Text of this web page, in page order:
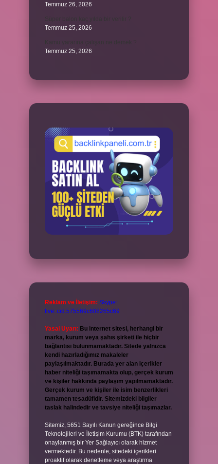
Temmuz 26, 2026
Temmuz 25, 2026
Temmuz 25, 2026
Reklam ve İletişim: Skype:
live:.cid.575569c608265c69
Yasal Uyarı: Bu internet sitesi, herhangi bir
marka, kurum veya şahıs şirketi ile hiçbir
bağlantısı bulunmamaktadır. Sitede yalnızca
kendi hazırladığımız makaleler
paylaşılmaktadır. Burada yer alan içerikler
haber niteliği taşımamakta olup, gerçek kurum
ve kişiler hakkında paylaşım yapılmamaktadır.
Gerçek kurum ve kişiler ile isim benzerlikleri
tamamen tesadüfidir. Sitemizdeki bilgiler
taslak halindedir ve tavsiye niteliği taşımazlar.
Sitemiz, 5651 Sayılı Kanun gereğince Bilgi
Teknolojileri ve İletişim Kurumu (BTK) tarafından
onaylanmış bir Yer Sağlayıcı olarak hizmet
vermektedir. Bu nedenle, sitedeki içerikleri
proaktif olarak denetleme veya araştırma